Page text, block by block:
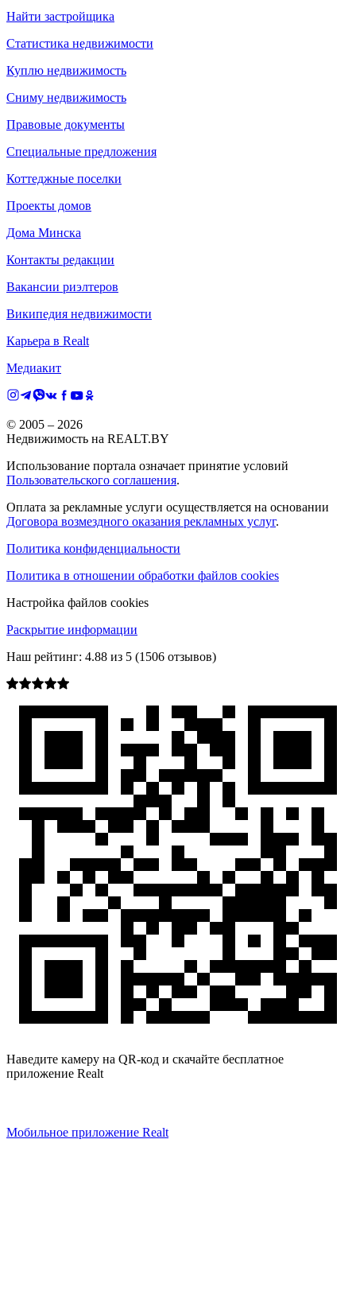
Найти застройщика
Статистика недвижимости
Куплю недвижимость
Сниму недвижимость
Правовые документы
Специальные предложения
Коттеджные поселки
Проекты домов
Дома Минска
Контакты редакции
Вакансии риэлтеров
Википедия недвижимости
Карьера в Realt
Медиакит
© 2005 – 2026
Недвижимость на REALT.BY
Использование портала означает принятие условий
Пользовательского соглашения.
Оплата за рекламные услуги осуществляется на основании
Договора возмездного оказания рекламных услуг.
Политика конфиденциальности
Политика в отношении обработки файлов cookies
Настройка файлов cookies
Раскрытие информации
Наш рейтинг: 4.88 из 5 (1506 отзывов)
Наведите камеру на QR-код и скачайте бесплатное
приложение Realt
Мобильное приложение Realt